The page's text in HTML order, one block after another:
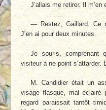
J’allais me retirer. Il m’en
— Restez, Gaillard. Ce
J’en ai pour deux minutes.
Je souris, comprenant
visiteur à ne point s’attarder.
M. Candidier était un
visage flasque, mal éclairé
regard paraissait tantôt